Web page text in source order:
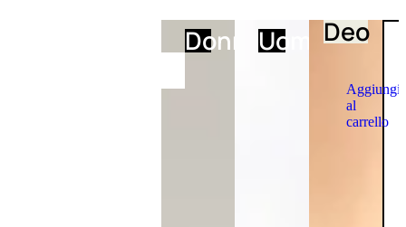
DonnaUomoDeo
Aggiungi
al
carrello